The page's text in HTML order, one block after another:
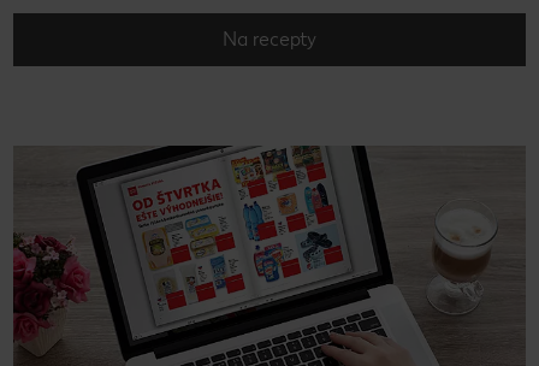
Na recepty